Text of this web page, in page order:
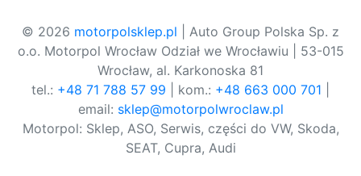
© 2026 motorpolsklep.pl | Auto Group Polska Sp. z
o.o. Motorpol Wrocław Odział we Wrocławiu | 53-015
Wrocław, al. Karkonoska 81
tel.: +48 71 788 57 99 | kom.: +48 663 000 701
email: sklep@motorpolwroclaw.pl
Motorpol: Sklep, ASO, Serwis, części do VW, Skoda,
SEAT, Cupra, Audi